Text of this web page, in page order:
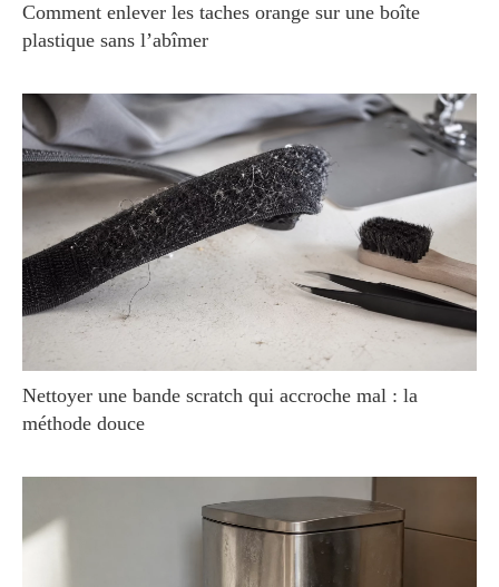
Comment enlever les taches orange sur une boîte
plastique sans l’abîmer
Nettoyer une bande scratch qui accroche mal : la
méthode douce